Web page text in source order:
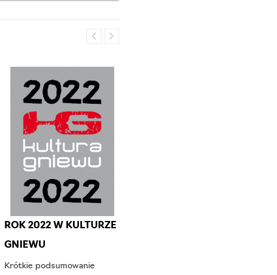
ROK 2022 W KULTURZE
GNIEWU
Krótkie podsumowanie